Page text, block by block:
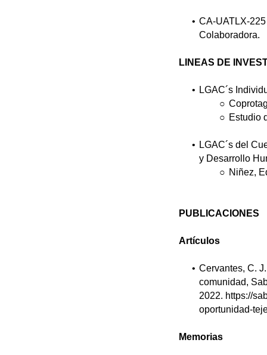
CA-UATLX-
Colaboradora.
LINEAS DE
LGAC´s
Estudio
LGAC´s del
y Desarrollo
Niñez,
PUBLICACIONES
Artículos
Cervantes, C.
comunidad,
2022. https://
oportunidad-
Memorias